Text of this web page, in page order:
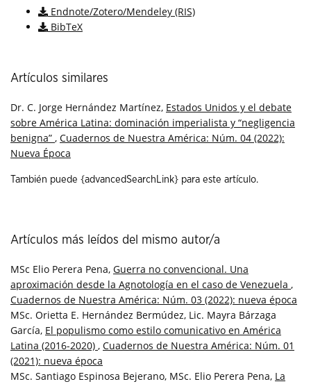
Endnote/Zotero/Mendeley (RIS)
BibTeX
Artículos similares
Dr. C. Jorge Hernández Martínez, Estados Unidos y el debate
sobre América Latina: dominación imperialista y “negligencia
benigna” , Cuadernos de Nuestra América: Núm. 04 (2022):
Nueva Época
También puede {advancedSearchLink} para este artículo.
Artículos más leídos del mismo autor/a
MSc Elio Perera Pena, Guerra no convencional. Una
aproximación desde la Agnotología en el caso de Venezuela ,
Cuadernos de Nuestra América: Núm. 03 (2022): nueva época
MSc. Orietta E. Hernández Bermúdez, Lic. Mayra Bárzaga
García, El populismo como estilo comunicativo en América
Latina (2016-2020) , Cuadernos de Nuestra América: Núm. 01
(2021): nueva época
MSc. Santiago Espinosa Bejerano, MSc. Elio Perera Pena, La